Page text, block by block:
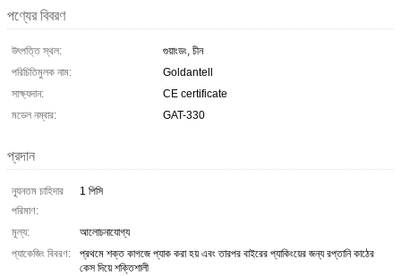
পণ্যের বিবরণ
উৎপত্তি স্থল:
গুয়াংডং, চীন
পরিচিতিমুলক নাম:
Goldantell
সাক্ষ্যদান:
CE certificate
মডেল নম্বার:
GAT-330
প্রদান
ন্যূনতম চাহিদার
পরিমাণ:
1 পিসি
মূল্য:
আলোচনাযোগ্য
প্যাকেজিং বিবরণ:
প্রথমে শক্ত কাগজে প্যাক করা হয় এবং তারপর বাইরের প্যাকিংয়ের জন্য রপ্তানি কাঠের
কেস দিয়ে শক্তিশালী